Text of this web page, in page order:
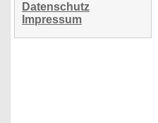
Datenschutz
Impressum